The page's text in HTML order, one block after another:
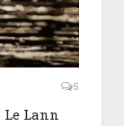
5
Le Lann